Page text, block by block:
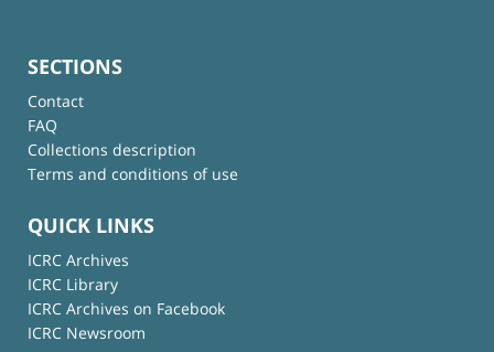
SECTIONS
Contact
FAQ
Collections description
Terms and conditions of use
QUICK LINKS
ICRC Archives
ICRC Library
ICRC Archives on Facebook
ICRC Newsroom